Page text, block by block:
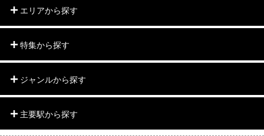
エリアから探す
特集から探す
ジャンルから探す
主要駅から探す